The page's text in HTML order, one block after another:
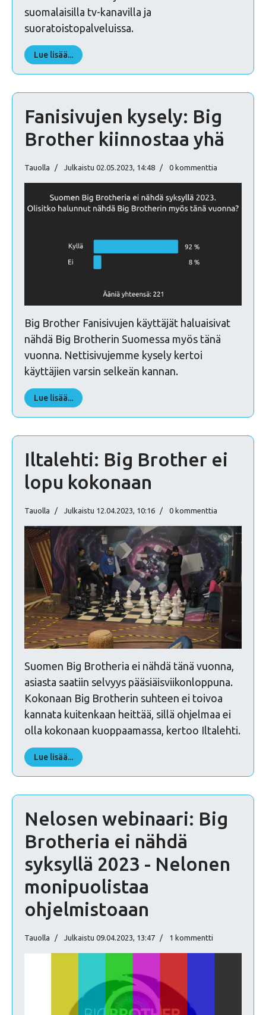
suomalaisilla tv-kanavilla ja
suoratoistopalveluissa.
Lue lisää...
Fanisivujen kysely: Big
Brother kiinnostaa yhä
Tauolla Julkaistu 02.05.2023, 14:48 0 kommenttia
Big Brother Fanisivujen käyttäjät haluaisivat
nähdä Big Brotherin Suomessa myös tänä
vuonna. Nettisivujemme kysely kertoi
käyttäjien varsin selkeän kannan.
Lue lisää...
Iltalehti: Big Brother ei
lopu kokonaan
Tauolla Julkaistu 12.04.2023, 10:16 0 kommenttia
Suomen Big Brotheria ei nähdä tänä vuonna,
asiasta saatiin selvyys pääsiäisviikonloppuna.
Kokonaan Big Brotherin suhteen ei toivoa
kannata kuitenkaan heittää, sillä ohjelmaa ei
olla kokonaan kuoppaamassa, kertoo Iltalehti.
Lue lisää...
Nelosen webinaari: Big
Brotheria ei nähdä
syksyllä 2023 - Nelonen
monipuolistaa
ohjelmistoaan
Tauolla Julkaistu 09.04.2023, 13:47 1 kommentti